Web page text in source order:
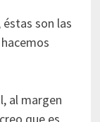
son las
al margen
que es